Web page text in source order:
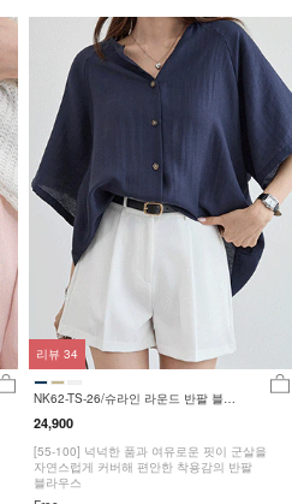
NK62-TS-26/슈라인 라운드 반팔 블라
우스_HR
24,900
[55-100] 넉넉한 품과 여유로운 핏이 군살을
자연스럽게 커버해 편안한 착용감의 반팔
블라우스
리뷰 34